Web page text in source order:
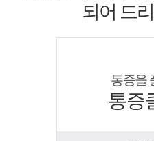
되어 드
통증을
통증